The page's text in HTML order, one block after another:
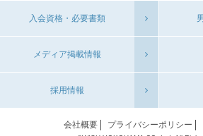
入会資格・必要書類
メディア掲載情報
採用情報
会社概要 プライバシーポリシー